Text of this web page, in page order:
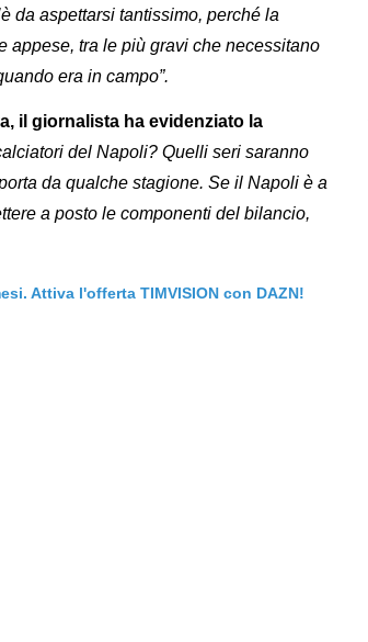
da aspettarsi tantissimo, perché la
appese, tra le più gravi che necessitano
era in campo”.
il giornalista ha evidenziato la
del Napoli? Quelli seri saranno
da qualche stagione. Se il Napoli è a
a posto le componenti del bilancio,
Attiva l'offerta TIMVISION con DAZN!